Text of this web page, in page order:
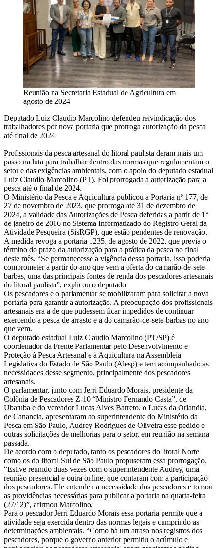
Reunião na Secretaria Estadual de Agricultura em
agosto de 2024
Deputado Luiz Claudio Marcolino defendeu reivindicação dos
trabalhadores por nova portaria que prorroga autorização da pesca
até final de 2024
Profissionais da pesca artesanal do litoral paulista deram mais um
passo na luta para trabalhar dentro das normas que regulamentam o
setor e das exigências ambientais, com o apoio do deputado estadual
Luiz Claudio Marcolino (PT). Foi prorrogada a autorização para a
pesca até o final de 2024.
O Ministério da Pesca e Aquicultura publicou a Portaria nº 177, de
27 de novembro de 2023, que prorroga até 31 de dezembro de
2024, a validade das Autorizações de Pesca deferidas a partir de 1°
de janeiro de 2016 no Sistema Informatizado do Registro Geral da
Atividade Pesqueira (SisRGP), que estão pendentes de renovação.
A medida revoga a portaria 1235, de agosto de 2022, que previa o
término do prazo da autorização para a prática da pesca no final
deste mês. “Se permanecesse a vigência dessa portaria, isso poderia
comprometer a partir do ano que vem a oferta do camarão-de-sete-
barbas, uma das principais fontes de renda dos pescadores artesanais
do litoral paulista”, explicou o deputado.
Os pescadores e o parlamentar se mobilizaram para solicitar a nova
portaria para garantir a autorização. A preocupação dos profissionais
artesanais era a de que pudessem ficar impedidos de continuar
exercendo a pesca de arrasto e a do camarão-de-sete-barbas no ano
que vem.
O deputado estadual Luiz Claudio Marcolino (PT/SP) é
coordenador da Frente Parlamentar pelo Desenvolvimento e
Proteção à Pesca Artesanal e à Aquicultura na Assembleia
Legislativa do Estado de São Paulo (Alesp) e tem acompanhado as
necessidades desse segmento, principalmente dos pescadores
artesanais.
O parlamentar, junto com Jerri Eduardo Morais, presidente da
Colônia de Pescadores Z-10 “Ministro Fernando Casta”, de
Ubatuba e do vereador Lucas Alves Barreto, o Lucas da Orlandia,
de Cananeia, apresentaram ao superintendente do Ministério da
Pesca em São Paulo, Audrey Rodrigues de Oliveira esse pedido e
outras solicitações de melhorias para o setor, em reunião na semana
passada.
De acordo com o deputado, tanto os pescadores do litoral Norte
como os do litoral Sul de São Paulo propuseram essa prorrogação.
“Estive reunido duas vezes com o superintendente Audrey, uma
reunião presencial e outra online, que contaram com a participação
dos pescadores. Ele entendeu a necessidade dos pescadores e tomou
as providências necessárias para publicar a portaria na quarta-feira
(27/12)”, afirmou Marcolino.
Para o pescador Jerri Eduardo Morais essa portaria permite que a
atividade seja exercida dentro das normas legais e cumprindo as
determinações ambientais. “Como há um atraso nos registros dos
pescadores, porque o governo anterior permitiu o acúmulo e